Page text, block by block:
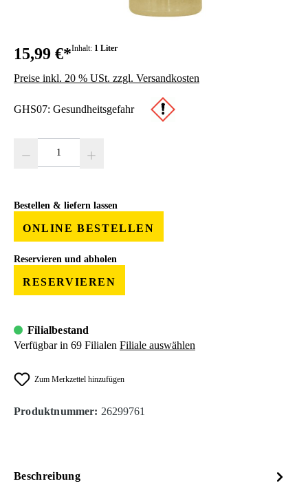
15,99 €*Inhalt: 1 Liter
Preise inkl. 20 % USt. zzgl. Versandkosten
GHS07: Gesundheitsgefahr
Bestellen & liefern lassen
ONLINE BESTELLEN
Reservieren und abholen
RESERVIEREN
Filialbestand
Verfügbar in 69 Filialen Filiale auswählen
Zum Merkzettel hinzufügen
Produktnummer: 26299761
Beschreibung